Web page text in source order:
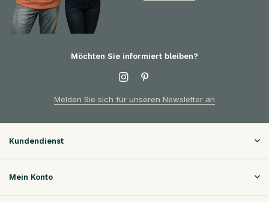
Möchten Sie informiert bleiben?
Melden Sie sich für unseren Newsletter an
Kundendienst
Mein Konto